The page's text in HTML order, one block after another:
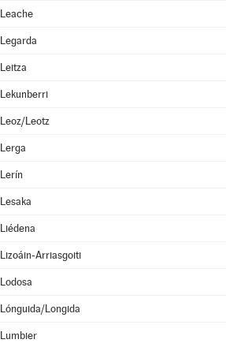
Leache
Legarda
Leitza
Lekunberri
Leoz/Leotz
Lerga
Lerín
Lesaka
Liédena
Lizoáin-Arriasgoiti
Lodosa
Lónguida/Longida
Lumbier